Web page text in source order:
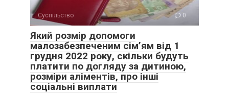
Суспільство 0
Який розмір допомоги
малозабезпеченим сім’ям від 1
грудня 2022 року, скільки будуть
платити по догляду за дитиною,
розміри аліментів, про інші
соціальні виплати